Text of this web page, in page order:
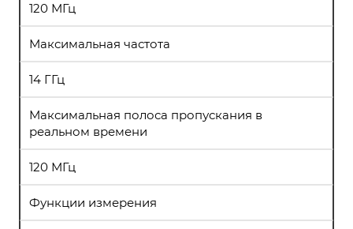
120 МГц
Максимальная частота
14 ГГц
Максимальная полоса пропускания в
реальном времени
120 МГц
Функции измерения